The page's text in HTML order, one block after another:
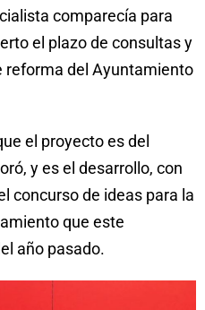
comparecía para
el plazo de consultas y
reforma del Ayuntamiento
el proyecto es del
y es el desarrollo, con
concurso de ideas para la
que este
año pasado.